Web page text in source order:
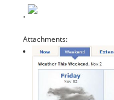
.
Attachments: